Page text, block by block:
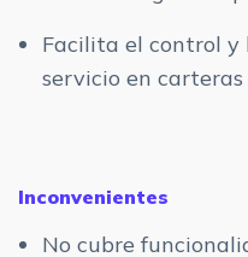
Facilita el control y
servicio en
Inconvenientes
No cubre